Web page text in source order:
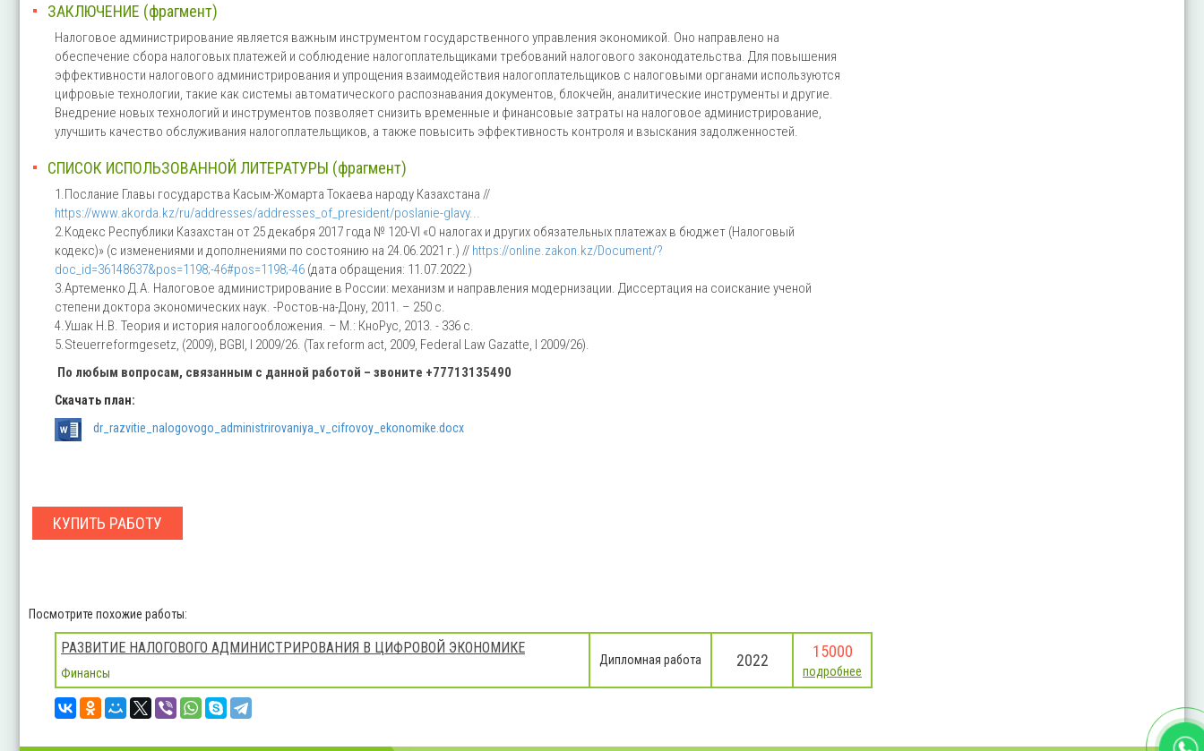
ЗАКЛЮЧЕНИЕ (фрагмент)
Налоговое администрирование является важным инструментом государственного управления экономикой. Оно направлено на
обеспечение сбора налоговых платежей и соблюдение налогоплательщиками требований налогового законодательства. Для повышения
эффективности налогового администрирования и упрощения взаимодействия налогоплательщиков с налоговыми органами используются
цифровые технологии, такие как системы автоматического распознавания документов, блокчейн, аналитические инструменты и другие.
Внедрение новых технологий и инструментов позволяет снизить временные и финансовые затраты на налоговое администрирование,
улучшить качество обслуживания налогоплательщиков, а также повысить эффективность контроля и взыскания задолженностей.
СПИСОК ИСПОЛЬЗОВАННОЙ ЛИТЕРАТУРЫ (фрагмент)
1.Послание Главы государства Касым-Жомарта Токаева народу Казахстана //
https://www.akorda.kz/ru/addresses/addresses_of_president/poslanie-glavy...
2.Кодекс Республики Казахстан от 25 декабря 2017 года № 120-VI «О налогах и других обязательных платежах в бюджет (Налоговый
кодекс)» (с изменениями и дополнениями по состоянию на 24.06.2021 г.) // https://online.zakon.kz/Document/?
doc_id=36148637&pos=1198;-46#pos=1198;-46 (дата обращения: 11.07.2022.)
3.Артеменко Д.А. Налоговое администрирование в России: механизм и направления модернизации. Диссертация на соискание ученой
степени доктора экономических наук. -Ростов-на-Дону, 2011. – 250 с.
4.Ушак Н.В. Теория и история налогообложения. – М.: КноРус, 2013. - 336 с.
5.Steuerreformgesetz, (2009), BGBI, I 2009/26. (Tax reform act, 2009, Federal Law Gazatte, I 2009/26).
По любым вопросам, связанным с данной работой – звоните +77713135490
Скачать план:
dr_razvitie_nalogovogo_administrirovaniya_v_cifrovoy_ekonomike.docx
КУПИТЬ РАБОТУ
Посмотрите похожие работы:
РАЗВИТИЕ НАЛОГОВОГО АДМИНИСТРИРОВАНИЯ В ЦИФРОВОЙ ЭКОНОМИКЕ
Финансы
Дипломная работа 2022 15000
подробнее